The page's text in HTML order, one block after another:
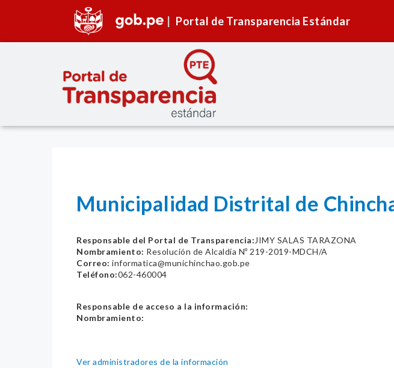
Portal de Transparencia Estándar
Municipalidad Distrital de
Responsable del Portal de Transparencia: JIMY SALAS TARAZONA
Nombramiento: Resolución de Alcaldía Nº 219-2019-MDCH/A
Correo: informatica@munichinchao.gob.pe
Teléfono:062-460004
Responsable de acceso a la información:
Nombramiento:
Ver administradores de la información